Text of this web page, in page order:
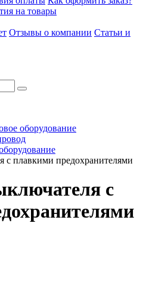
на товары
Отзывы о компании Статьи и
оборудование
с плавкими предохранителями
с